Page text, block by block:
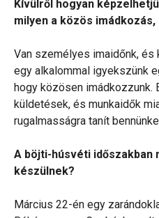
Kívülről hogyan
milyen a közös
Van személyes imaidőnk,
egy alkalommal igyekszünk
hogy közösen imádkozzunk.
küldetések, és munkaidők
rugalmasságra tanít
A böjti-húsvéti időszakban
készülnek?
Március 22-én egy